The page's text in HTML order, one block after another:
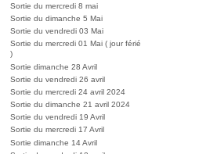
Sortie du mercredi 8 mai
Sortie du dimanche 5 Mai
Sortie du vendredi 03 Mai
Sortie du mercredi 01 Mai ( jour férié
)
Sortie dimanche 28 Avril
Sortie du vendredi 26 avril
Sortie du mercredi 24 avril 2024
Sortie du dimanche 21 avril 2024
Sortie du vendredi 19 Avril
Sortie du mercredi 17 Avril
Sortie dimanche 14 Avril